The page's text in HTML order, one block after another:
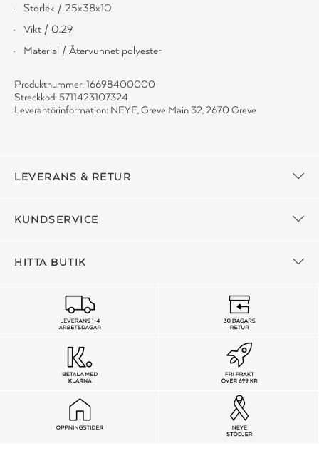
Storlek / 25x38x10
Vikt / 0.29
Material / Återvunnet polyester
Produktnummer: 16698400000
Streckkod: 5711423107324
Leverantörinformation: NEYE, Greve Main 32, 2670 Greve
LEVERANS & RETUR
KUNDSERVICE
HITTA BUTIK